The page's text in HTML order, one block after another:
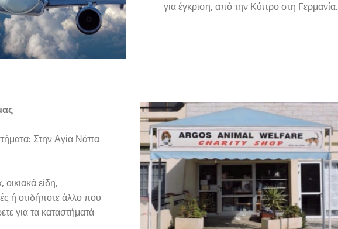
για έγκριση, από την Κύπρο στη Γερμανία.
Στην Αγία Νάπα
είδη,
ή οτιδήποτε άλλο που
για τα καταστήματά